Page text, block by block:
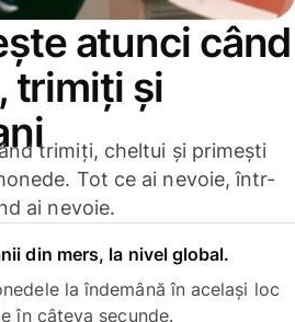
atunci când
trimiți și
trimiți, cheltui și primești
Tot ce ai nevoie, într-
ai nevoie.
din mers, la nivel global.
la îndemână în același loc
în câteva secunde.